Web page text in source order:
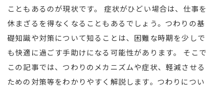
こともあるのが現状です。 症状がひどい場合は、仕事を
休まざるを得なくなることもあるでしょう。つわりの基
礎知識や対策について知ることは、困難な時期を少しで
も快適に過ごす手助けになる可能性があります。 そこで
この記事では、つわりのメカニズムや症状、軽減させる
ための対策等をわかりやすく解説します。つわりについ